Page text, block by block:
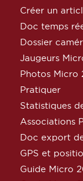
Créer un
Doc temps
Dossier
Jaugeurs
Photos Micro
Pratiquer
Statistiques
Associations
Doc export
GPS et
Guide Micro